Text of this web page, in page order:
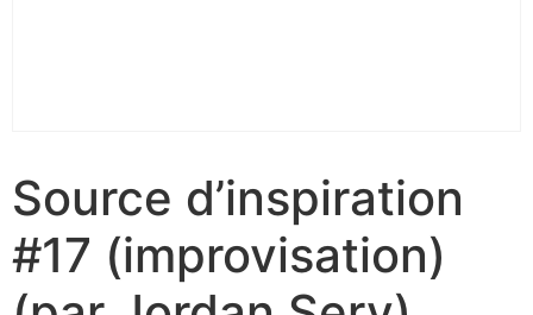
Source d’inspiration
#17 (improvisation)